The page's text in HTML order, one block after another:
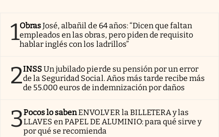
1ObrasJosé, albañil de 64 años: “Dicen que faltan
empleados en las obras, pero piden de requisito
hablar inglés con los ladrillos”
2INSSUn jubilado pierde su pensión por un error
de la Seguridad Social. Años más tarde recibe más
de 55.000 euros de indemnización por daños
3Pocos lo sabenENVOLVER la BILLETERA y las
LLAVES en PAPEL DE ALUMINIO: para qué sirve y
por qué se recomienda